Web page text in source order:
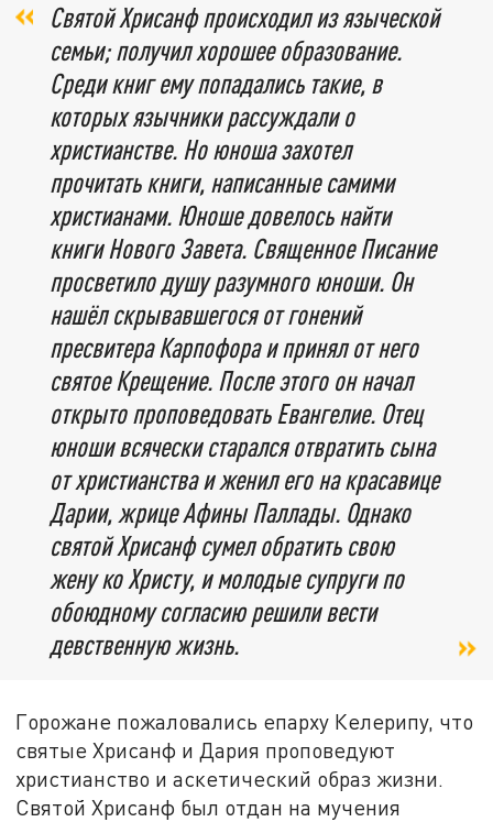
Святой Хрисанф происходил из языческой
семьи; получил хорошее образование.
Среди книг ему попадались такие, в
которых язычники рассуждали о
христианстве. Но юноша захотел
прочитать книги, написанные самими
христианами. Юноше довелось найти
книги Нового Завета. Священное Писание
просветило душу разумного юноши. Он
нашёл скрывавшегося от гонений
пресвитера Карпофора и принял от него
святое Крещение. После этого он начал
открыто проповедовать Евангелие. Отец
юноши всячески старался отвратить сына
от христианства и женил его на красавице
Дарии, жрице Афины Паллады. Однако
святой Хрисанф сумел обратить свою
жену ко Христу, и молодые супруги по
обоюдному согласию решили вести
девственную жизнь.
Горожане пожаловались епарху Келерипу, что
святые Хрисанф и Дария проповедуют
христианство и аскетический образ жизни.
Святой Хрисанф был отдан на мучения